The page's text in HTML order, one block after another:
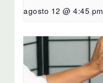
agosto 12 @ 4:45 pm